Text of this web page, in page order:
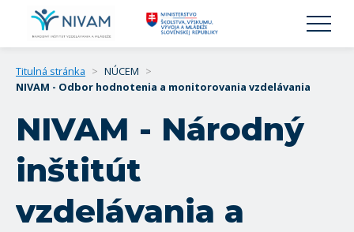
Titulná stránka > NÚCEM >
NIVAM - Odbor hodnotenia a monitorovania vzdelávania
NIVAM - Národný
inštitút
vzdelávania a